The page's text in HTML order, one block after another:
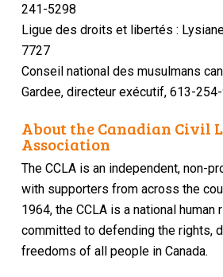
241-5298
Ligue des droits et libertés :
7727
Conseil national des musulmans
Gardee, directeur exécutif, 613-
About the Canadian Civil
Association
The CCLA is an independent, non-
with supporters from across the
1964, the CCLA is a national
committed to defending the rights,
freedoms of all people in Canada.